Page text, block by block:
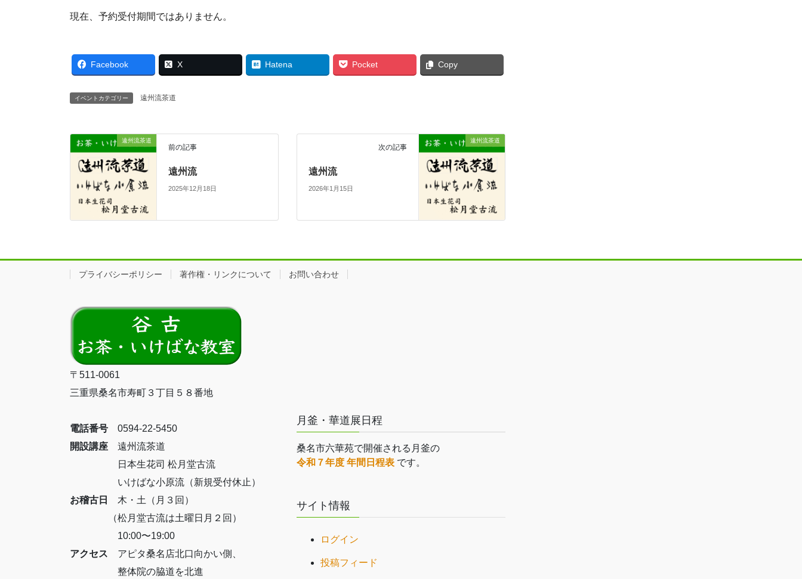
現在、予約受付期間ではありません。
Facebook X Hatena Pocket Copy
イベントカテゴリー 遠州流茶道
遠州流茶道
前の記事
遠州流
2025年12月18日
遠州流茶道
次の記事
遠州流
2026年1月15日
プライバシーポリシー 著作権・リンクについて お問い合わせ
〒511-0061
三重県桑名市寿町３丁目５８番地
電話番号 0594-22-5450
開設講座 遠州流茶道
日本生花司 松月堂古流
いけばな小原流（新規受付休止）
お稽古日
木・土（月３回）
（松月堂古流は土曜日月２回）
10:00〜19:00
アクセス アピタ桑名店北口向かい側、
整体院の脇道を北進
月釜・華道展日程
桑名市六華苑で開催される月釜の
令和７年度 年間日程表 です。
サイト情報
ログイン
投稿フィード